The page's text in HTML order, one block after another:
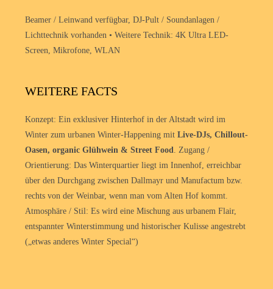
Beamer / Leinwand verfügbar, DJ-Pult / Soundanlagen /
Lichttechnik vorhanden • Weitere Technik: 4K Ultra LED-
Screen, Mikrofone, WLAN
WEITERE FACTS
Konzept: Ein exklusiver Hinterhof in der Altstadt wird im
Winter zum urbanen Winter-Happening mit Live-DJs, Chillout-
Oasen, organic Glühwein & Street Food. Zugang /
Orientierung: Das Winterquartier liegt im Innenhof, erreichbar
über den Durchgang zwischen Dallmayr und Manufactum bzw.
rechts von der Weinbar, wenn man vom Alten Hof kommt.
Atmosphäre / Stil: Es wird eine Mischung aus urbanem Flair,
entspannter Winterstimmung und historischer Kulisse angestrebt
(„etwas anderes Winter Special“)